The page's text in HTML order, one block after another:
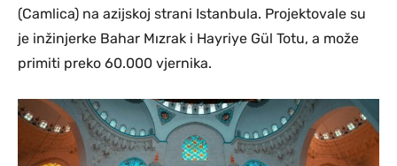
(Camlica) na azijskoj strani Istanbula. Projektovale su
je inžinjerke Bahar Mızrak i Hayriye Gül Totu, a može
primiti preko 60.000 vjernika.